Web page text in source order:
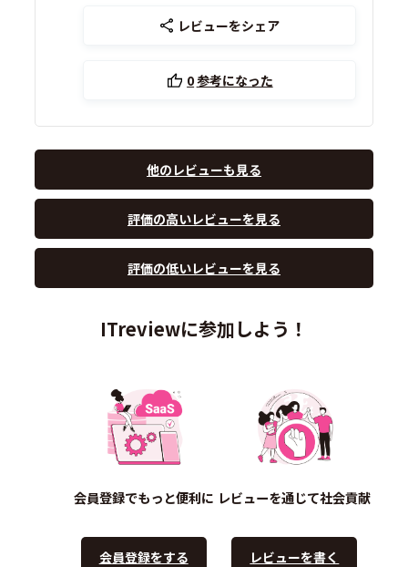
レビューをシェア
0参考になった
他のレビューも見る
評価の高いレビューを見る
評価の低いレビューを見る
ITreviewに参加しよう！
会員登録でもっと便利に
会員登録をする
レビューを通じて社会貢献
レビューを書く